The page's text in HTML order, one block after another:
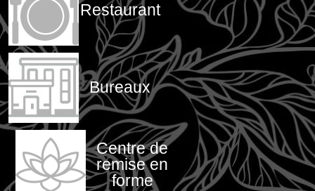
Restaurant
Bureaux
Centre de
remise en
forme